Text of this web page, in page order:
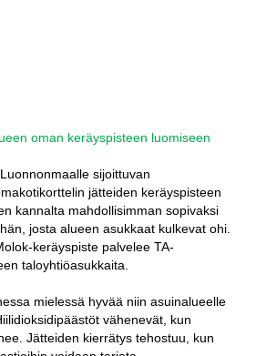
oman keräyspisteen luomiseen
sijoittuvan
jätteiden keräyspisteen
kannalta mahdollisimman sopivaksi
josta alueen asukkaat kulkevat ohi.
keräyspiste palvelee TA-
taloyhtiöasukkaita.
mielessä hyvää niin asuinalueelle
vähenevät, kun
Jätteiden kierrätys tehostuu, kun